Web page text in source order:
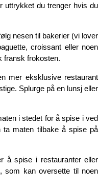
uttrykket du trenger hvis du
nesen til bakerier (vi lover
croissant eller noen
fransk frokosten.
mer eksklusive restaurant
Splurge på en lunsj eller
i stedet for å spise i ved
maten tilbake å spise på
å spise i restauranter eller
som kan oversette til noen